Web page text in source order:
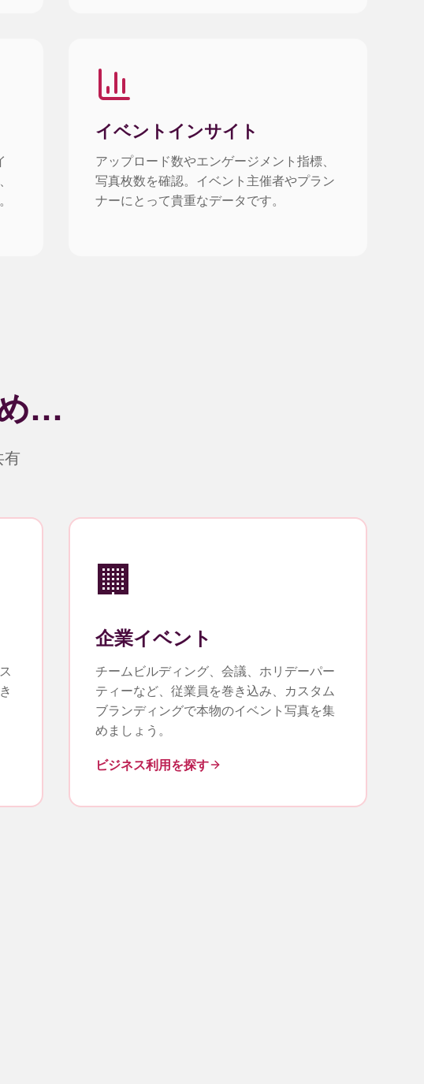
イベントインサイト
アップロード数やエンゲージメント指標、
写真枚数を確認。イベント主催者やプラン
ナーにとって貴重なデータです。
…
🏢
企業イベント
チームビルディング、会議、ホリデーパー
ティーなど、従業員を巻き込み、カスタム
ブランディングで本物のイベント写真を集
めましょう。
ビジネス利用を探す